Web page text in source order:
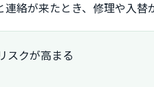
連絡が来たとき、修理や入
スクが高まる